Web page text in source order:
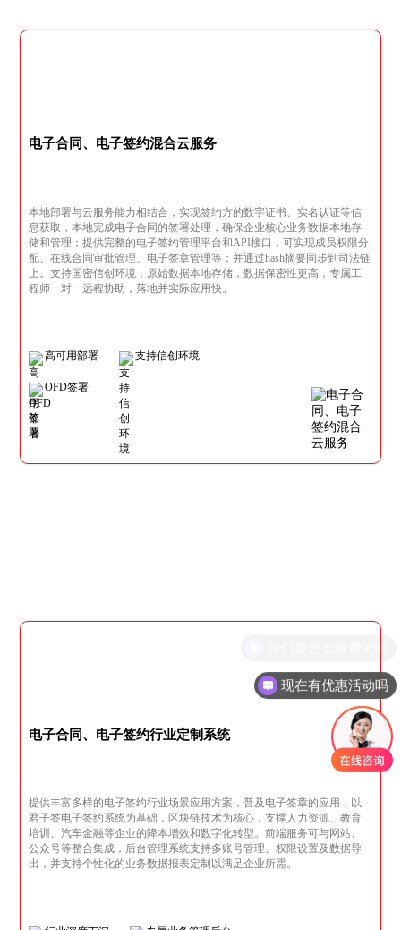
电子合同、电子签约混合云服务
本地部署与云服务能力相结合，实现签约方的数字证书、实名认证等信
息获取，本地完成电子合同的签署处理，确保企业核心业务数据本地存
储和管理；提供完整的电子签约管理平台和API接口，可实现成员权限分
配、在线合同审批管理、电子签章管理等；并通过hash摘要同步到司法链
上。支持国密信创环境，原始数据本地存储，数据保密性更高，专属工
程师一对一远程协助，落地并实际应用快。
高可用部署 支持信创环境
OFD签署
电子合同、电子签约行业定制系统
提供丰富多样的电子签约行业场景应用方案，普及电子签章的应用，以
君子签电子签约系统为基础，区块链技术为核心，支撑人力资源、教育
培训、汽车金融等企业的降本增效和数字化转型。前端服务可与网站、
公众号等整合集成，后台管理系统支持多账号管理、权限设置及数据导
出，并支持个性化的业务数据报表定制以满足企业所需。
现在有优惠活动吗